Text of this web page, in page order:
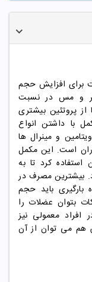
برای افزایش حجم
و مس در نسبت
از پروتئین بیشتری
با داشتن انواع
و مینرال ها
است. این مکمل
کرد تا به
بیشترین مصرف در
بارگیری باید حجم
بتوان عضلات را
افراد معمولی نیز
هم می توان از آن